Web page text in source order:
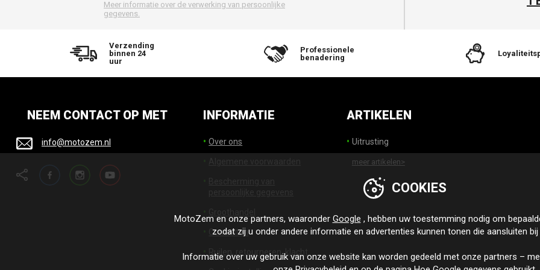
Meer informatie over de verwerking van persoonlijke
gegevens.
Verzending
binnen 24
uur
Professionele
benadering
NEEM CONTACT OP MET
info@motozem.nl
FacebookInstagramYouTube
INFORMATIE
Over ons
Contacten
Ruilen, retourneren, klacht
ARTIKELEN
Uitrusting
meer artikelen>
COOKIES
MotoZem en onze partners, waaronder Google , hebben uw toestemming nodig om
zodat zij u onder andere informatie en advertenties kunnen tonen die aansluiten
Informatie over uw gebruik van onze website kan worden gedeeld met onze partners –